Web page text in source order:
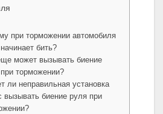
при торможении автомобиля
бить?
может вызывать биение
торможении?
ли неправильная установка
вызывать биение руля при